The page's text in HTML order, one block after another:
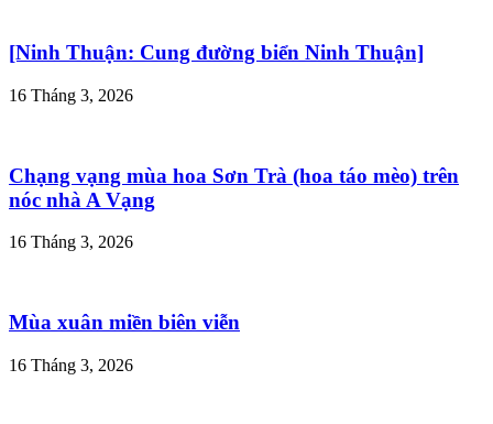
[Ninh Thuận: Cung đường biển Ninh Thuận]
16 Tháng 3, 2026
Chạng vạng mùa hoa Sơn Trà (hoa táo mèo) trên
nóc nhà A Vạng
16 Tháng 3, 2026
Mùa xuân miền biên viễn
16 Tháng 3, 2026